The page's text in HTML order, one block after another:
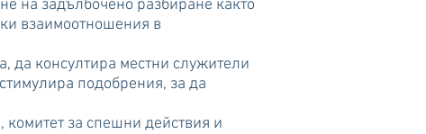
на задълбочено разбиране както
взаимоотношения в
да консултира местни служители
подобрения, за да
за спешни действия и